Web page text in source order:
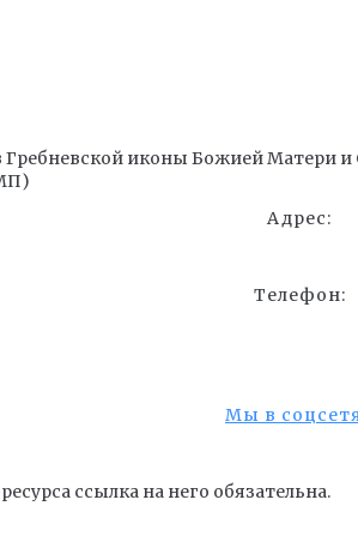
иконы Божией Матери и
Адрес:
Телефон:
Мы в
ссылка на него обязательна.